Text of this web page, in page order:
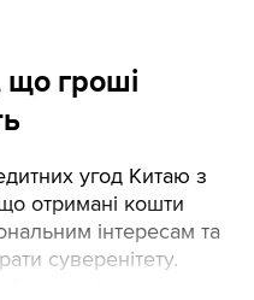
що гроші
угод Китаю з
отримані кошти
інтересам та
суверенітету.